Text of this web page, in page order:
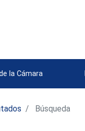
la Cámara
Búsqueda